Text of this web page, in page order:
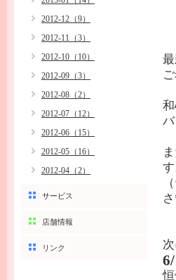
す
さ
2012-12（9）
2012-11（3）
2012-10（10）
2012-09（3）
2012-08（2）
2012-07（12）
2012-06（15）
2012-05（16）
2012-04（2）
サービス
店舗情報
リンク